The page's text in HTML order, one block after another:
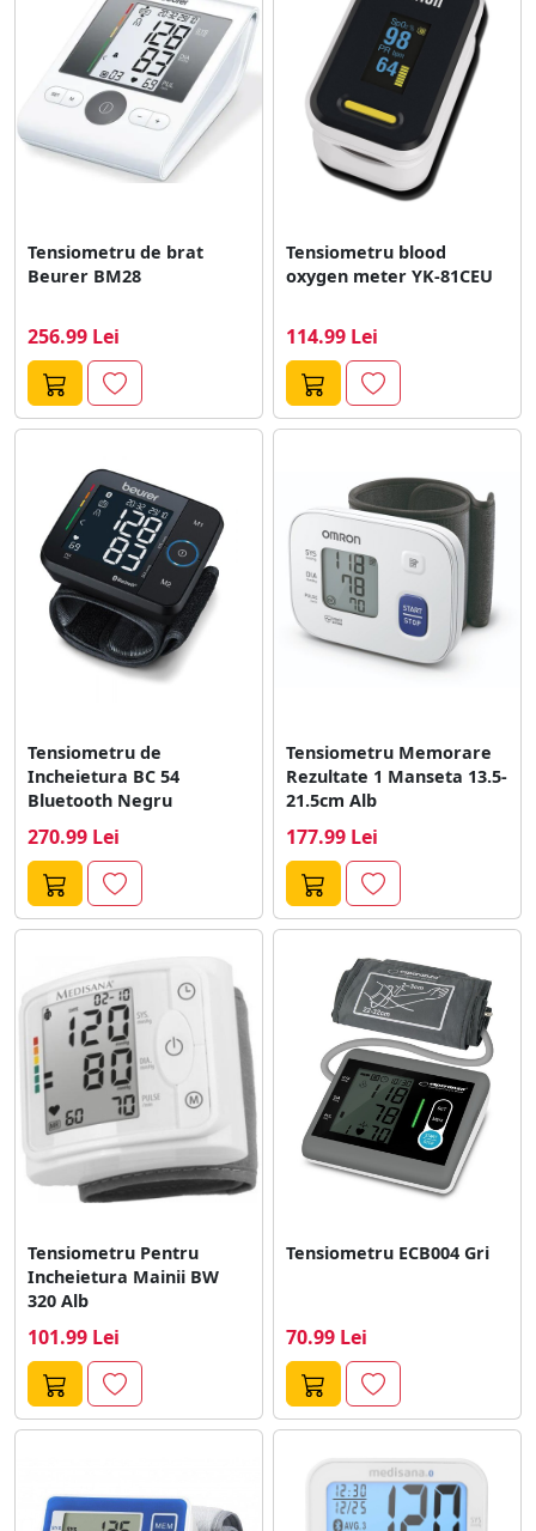
Tensiometru de brat
Beurer BM28
256.99 Lei
Tensiometru blood
oxygen meter YK-81CEU
114.99 Lei
Tensiometru de
Incheietura BC 54
Bluetooth Negru
270.99 Lei
Tensiometru Memorare
Rezultate 1 Manseta 13.5-
21.5cm Alb
177.99 Lei
Tensiometru Pentru
Incheietura Mainii BW
320 Alb
101.99 Lei
Tensiometru ECB004 Gri
70.99 Lei